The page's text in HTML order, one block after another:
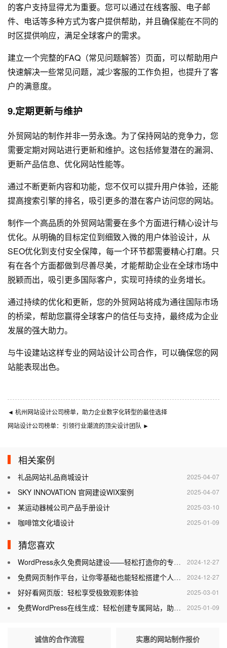
的客户支持显得尤为重要。您可以通过在线客服、电子邮
件、电话等多种方式为客户提供帮助，并且确保能在不同的
时区提供响应，满足全球客户的需求。
建立一个完整的FAQ（常见问题解答）页面，可以帮助用户
快速解决一些常见问题，减少客服的工作负担，也提升了客
户的满意度。
9.定期更新与维护
外贸网站的制作并非一劳永逸。为了保持网站的竞争力，您
需要定期对网站进行更新和维护。这包括修复潜在的漏洞、
更新产品信息、优化网站性能等。
通过不断更新内容和功能，您不仅可以提升用户体验，还能
提高搜索引擎的排名，吸引更多的潜在客户访问您的网站。
制作一个高品质的外贸网站需要在多个方面进行精心设计与
优化。从明确的目标定位到细致入微的用户体验设计，从
SEO优化到支付安全保障，每一个环节都需要精心打磨。只
有在各个方面都做到尽善尽美，才能帮助企业在全球市场中
脱颖而出，吸引更多国际客户，实现可持续的业务增长。
通过持续的优化和更新，您的外贸网站将成为通往国际市场
的桥梁，帮助您赢得全球客户的信任与支持，最终成为企业
发展的强大助力。
与牛设建站这样专业的网站设计公司合作，可以确保您的网
站能表现出色。
◄ 杭州网站设计公司榜单，助力企业数字化转型的最佳选择
网站设计公司榜单：引领行业潮流的顶尖设计团队 ►
相关案例
2025-04-07
礼品网站礼品商城设计
2025-04-07
SKY INNOVATION 官网建设WIX案例
2025-03-10
某运动器械公司产品手册设计
2025-01-09
咖啡馆文化墙设计
猜您喜欢
2024-12-27
WordPress永久免费网站建设——轻松打造你的专属网站
2024-12-27
免费网页制作平台，让你零基础也能轻松搭建个人网站
2025-03-01
好好看网页版：轻松享受极致观影体验
2025-01-09
免费WordPress在线生成：轻松创建专属网站，助力个人与企业腾飞
诚信的合作流程 实惠的网站制作报价